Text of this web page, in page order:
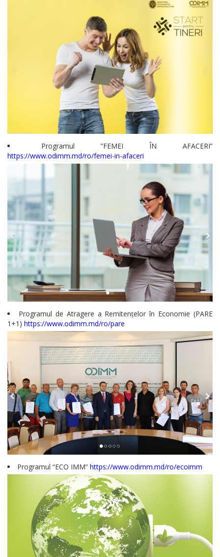
Serviciul
Juridic
Serviciul
Audit
Declarații
avere
și
interese
personale
Regulamente
Consilierii
raionali
Comisiile
consultative
de
specialitate
consiliului
raional
Codul
de
conduită
etică
funcționarilor
publici
Programul ”FEMEI ÎN AFACERI”
https://www.odimm.md/ro/femei-in-afaceri
Programul de Atragere a Remitențelor în Economie (PARE
1+1) https://www.odimm.md/ro/pare
Programul “ECO IMM” https://www.odimm.md/ro/ecoimm